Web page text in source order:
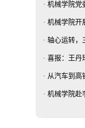
· 机械学院党
· 机械学院开
· 轴心运转
· 喜报：王丹
· 从汽车到
· 机械学院赴